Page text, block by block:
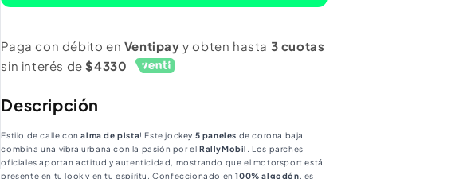
Jockey
5panel
Tierra
Ralllystas
Jockey
5panel
Tierra
De
Ralllystas
Paga con débito en Ventipay y obten hasta 3 cuotas
sin interés de$4330
Descripción
Estilo de calle conalma de pista! Este jockey 5 paneles de corona baja
combina una vibra urbana con la pasión por el RallyMobil . Los parches
oficiales aportan actitud y autenticidad, mostrando que el motorsport está
presente en tu look y en tu espíritu. Confeccionado en100% algodón, es